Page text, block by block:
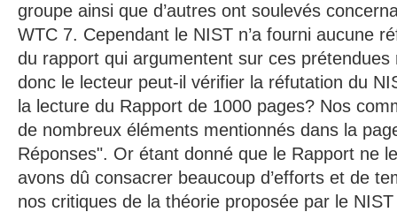
groupe ainsi que d’autres ont soulevés
WTC 7. Cependant le NIST n’a fourni aucune
du rapport qui argumentent sur ces
donc le lecteur peut-il vérifier la réfutation du
la lecture du Rapport de 1000 pages? Nos
de nombreux éléments mentionnés dans la
Réponses". Or étant donné que le Rapport ne
avons dû consacrer beaucoup d’efforts et de
nos critiques de la théorie proposée par le